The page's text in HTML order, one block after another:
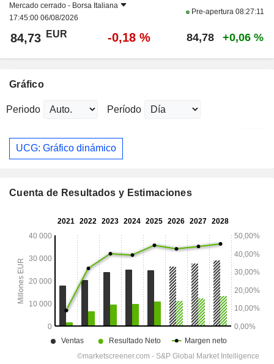
Mercado cerrado - Borsa Italiana
17:45:00 06/08/2026
Pre-apertura 08:27:11
84,73 EUR -0,18 % 84,78 +0,06 %
Gráfico
Periodo Período
UCG: Gráfico dinámico
Cuenta de Resultados y Estimaciones